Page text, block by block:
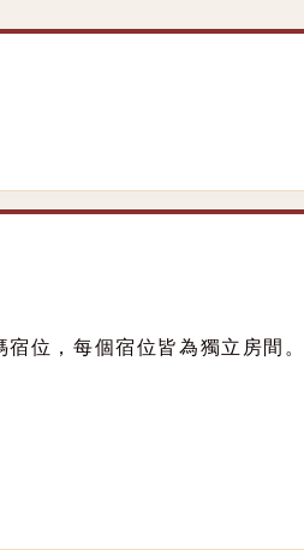
位，每個宿位皆為獨立房間。